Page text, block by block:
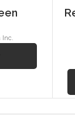
Inc.